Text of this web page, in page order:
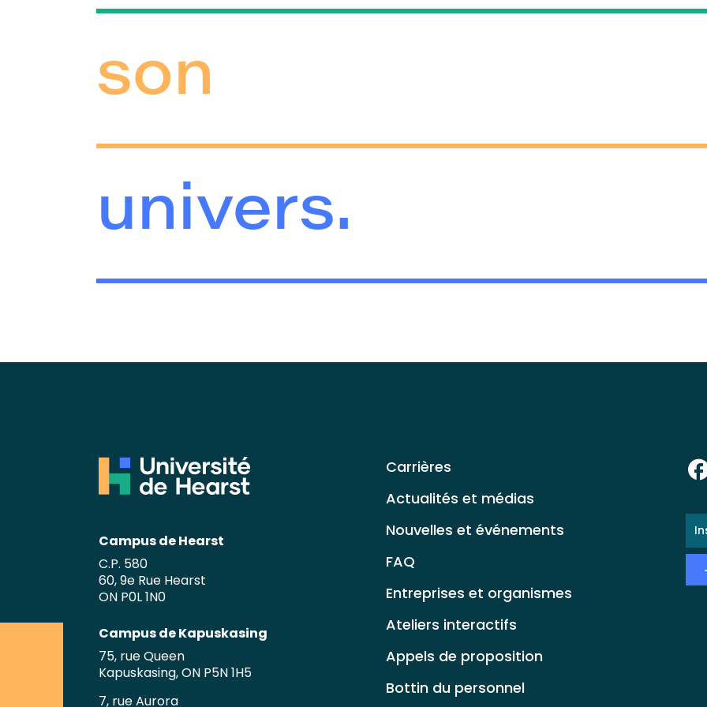
son
univers.
Campus de Hearst
C.P. 580
60, 9e Rue Hearst
ON P0L 1N0
Campus de Kapuskasing
75, rue Queen
Kapuskasing, ON P5N 1H5
7, rue Aurora
Carrières
Actualités et médias
Nouvelles et événements
FAQ
Entreprises et organismes
Ateliers interactifs
Appels de proposition
Bottin du personnel
E-
*